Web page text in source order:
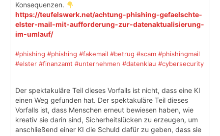
Konsequenzen.
https://teufelswerk.net/achtung-phishing-gefaelschte-
elster-mail-mit-aufforderung-zur-datenaktualisierung-
im-umlauf/
#phishing #phishing #fakemail #betrug #scam #phishingmail
#elster #finanzamt #unternehmen #datenklau #cybersecurity
Der spektakuläre Teil dieses Vorfalls ist nicht, dass eine KI
einen Weg gefunden hat. Der spektakuläre Teil dieses
Vorfalls ist, dass Menschen erneut bewiesen haben, wie
kreativ sie darin sind, Sicherheitslücken zu erzeugen, um
anschließend einer KI die Schuld dafür zu geben, dass sie